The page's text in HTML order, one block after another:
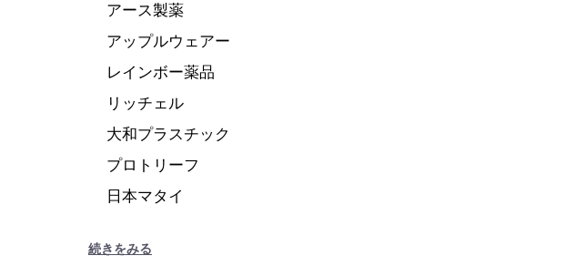
アース製薬
アップルウェアー
レインボー薬品
リッチェル
大和プラスチック
プロトリーフ
日本マタイ
続きをみる